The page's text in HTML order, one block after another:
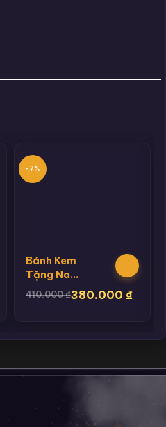
-7%
Bánh Kem
Tặng Nam
Hannie 14
410.000₫380.000 ₫